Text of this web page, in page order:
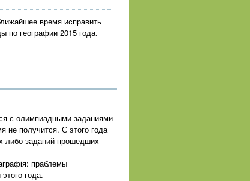
время исправить
по географии 2015 года.
с олимпиадными заданиями
не получится. С этого года
либо заданий прошедших
праблемы
года.